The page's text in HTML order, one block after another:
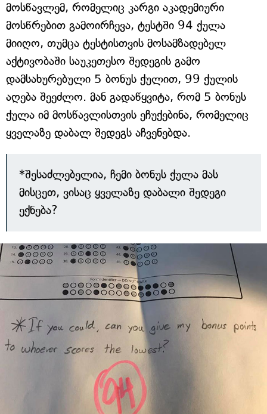
მოსწავლემ, რომელიც კარგი აკადემიური
მოსწრებით გამოირჩევა, ტესტში 94 ქულა
მიიღო, თუმცა ტესტისთვის მოსამზადებელ
აქტივობაში საუკეთესო შედეგის გამო
დამსახურებული 5 ბონუს ქულით, 99 ქულის
აღება შეეძლო. მან გადაწყვიტა, რომ 5 ბონუს
ქულა იმ მოსწავლისთვის ეჩუქებინა, რომელიც
ყველაზე დაბალ შედეგს აჩვენებდა.
*შესაძლებელია, ჩემი ბონუს ქულა მას
მისცეთ, ვისაც ყველაზე დაბალი შედეგი
ექნება?